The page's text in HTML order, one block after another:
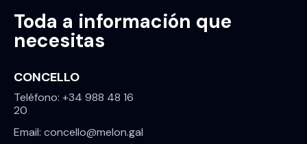
Toda a información que
necesitas
CONCELLO
Teléfono: +34 988 48 16
20
Email: concello@melon.gal